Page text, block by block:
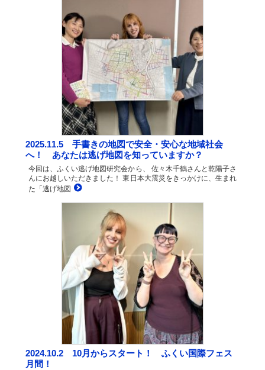
2025.11.5 手書きの地図で安全・安心な地域社会
へ！ あなたは逃げ地図を知っていますか？
今回は、ふくい逃げ地図研究会から、 佐々木千鶴さんと乾陽子さ
んにお越しいただきました！ 東日本大震災をきっかけに、生まれ
た「逃げ地図
2024.10.2 10月からスタート！ ふくい国際フェス
月間！